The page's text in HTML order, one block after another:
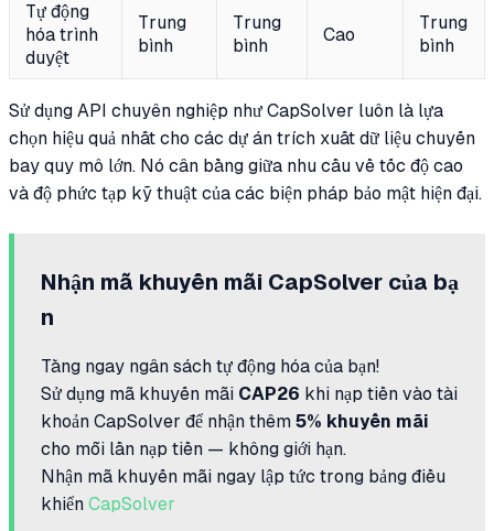
Tự động
hóa trình
duyệt
Trung
bình
Trung
bình
Cao
Trung
bình
Sử dụng API chuyên nghiệp như CapSolver luôn là lựa
chọn hiệu quả nhất cho các dự án trích xuất dữ liệu chuyến
bay quy mô lớn. Nó cân bằng giữa nhu cầu về tốc độ cao
và độ phức tạp kỹ thuật của các biện pháp bảo mật hiện đại.
Nhận mã khuyến mãi CapSolver của bạ
n
Tăng ngay ngân sách tự động hóa của bạn!
Sử dụng mã khuyến mãi CAP26 khi nạp tiền vào tài
khoản CapSolver để nhận thêm 5% khuyến mãi
cho mỗi lần nạp tiền — không giới hạn.
Nhận mã khuyến mãi ngay lập tức trong bảng điều
khiển CapSolver